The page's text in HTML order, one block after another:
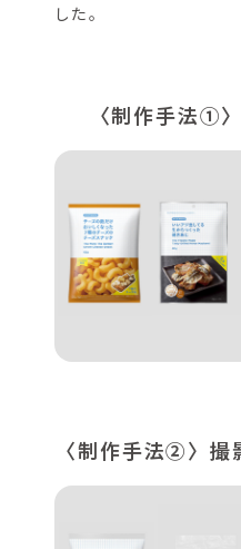
した。
〈制作手法①
〈制作手法②〉撮